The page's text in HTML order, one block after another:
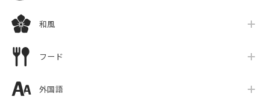
和風
フード
外国語